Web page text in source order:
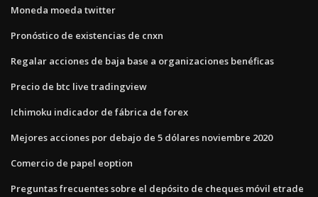
Moneda moeda twitter
Pronóstico de existencias de cnxn
Regalar acciones de baja base a organizaciones benéficas
Precio de btc live tradingview
Ichimoku indicador de fábrica de forex
Mejores acciones por debajo de 5 dólares noviembre 2020
Comercio de papel eoption
Preguntas frecuentes sobre el depósito de cheques móvil etrade